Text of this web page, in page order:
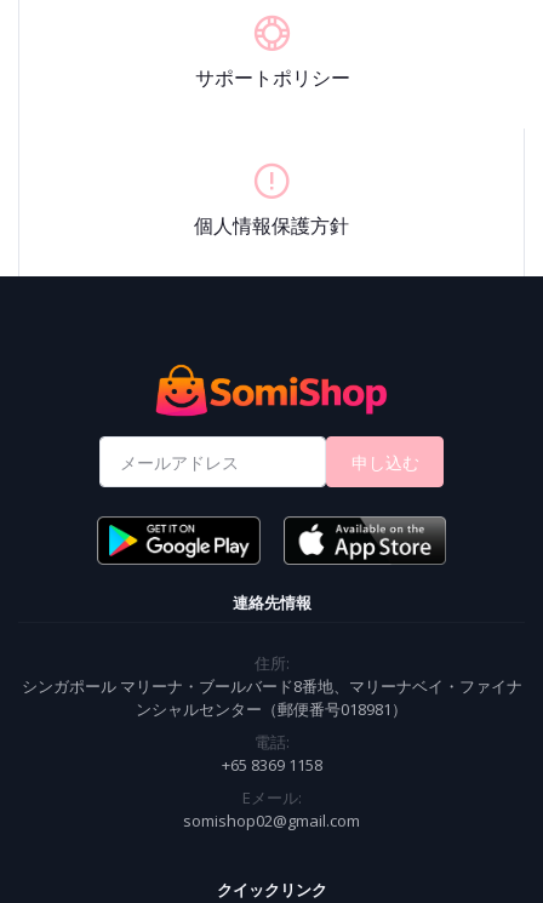
サポートポリシー
個人情報保護方針
申し込む
連絡先情報
住所:
シンガポール マリーナ・ブールバード8番地、マリーナベイ・ファイナ
ンシャルセンター（郵便番号018981）
電話:
+65 8369 1158
Eメール:
somishop02@gmail.com
クイックリンク